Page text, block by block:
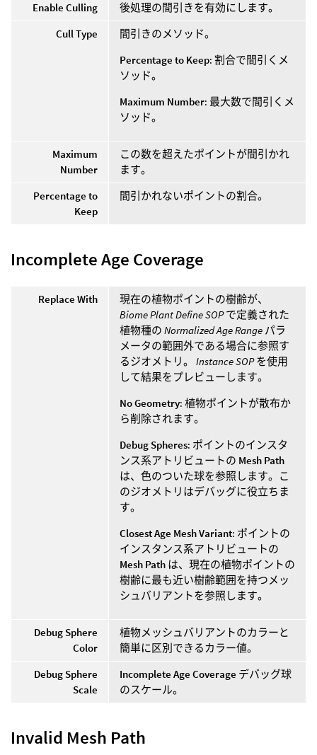
Enable Culling
後処理の間引きを有効にします。
Cull Type
間引きのメソッド。
Percentage to Keep: 割合で間引くメ
ソッド。
Maximum Number: 最大数で間引くメ
ソッド。
Maximum
Number
この数を超えたポイントが間引かれ
ます。
Percentage to
Keep
間引かれないポイントの割合。
Incomplete Age Coverage
Replace With
現在の植物ポイントの樹齢が、
Biome Plant Define SOPで定義された
植物種の Normalized Age Range パラ
メータの範囲外である場合に参照す
るジオメトリ。 Instance SOPを使用
して結果をプレビューします。
No Geometry: 植物ポイントが散布か
ら削除されます。
Debug Spheres: ポイントのインスタ
ンス系アトリビュートの Mesh Path
は、色のついた球を参照します。こ
のジオメトリはデバッグに役立ちま
す。
Closest Age Mesh Variant: ポイントの
インスタンス系アトリビュートの
Mesh Path は、現在の植物ポイントの
樹齢に最も近い樹齢範囲を持つメッ
シュバリアントを参照します。
Debug Sphere
Color
植物メッシュバリアントのカラーと
簡単に区別できるカラー値。
Debug Sphere
Scale
Incomplete Age Coverage デバッグ球
のスケール。
Invalid Mesh Path